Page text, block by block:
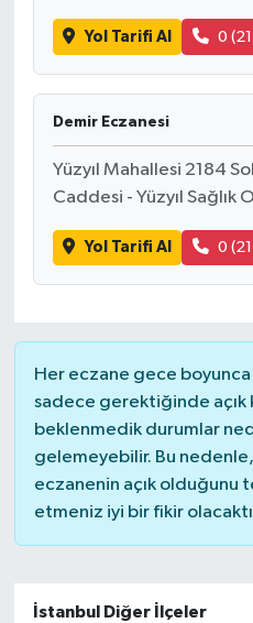
Yol Tarifi Al 0
Demir Eczanesi
Yüzyıl Mahallesi 2184
Caddesi - Yüzyıl Sağlık
Yol Tarifi Al 0
Her eczane gece boyunca
sadece gerektiğinde açık
beklenmedik durumlar
gelemeyebilir. Bu
eczanenin açık olduğunu
etmeniz iyi bir fikir
İstanbul Diğer İlçeler